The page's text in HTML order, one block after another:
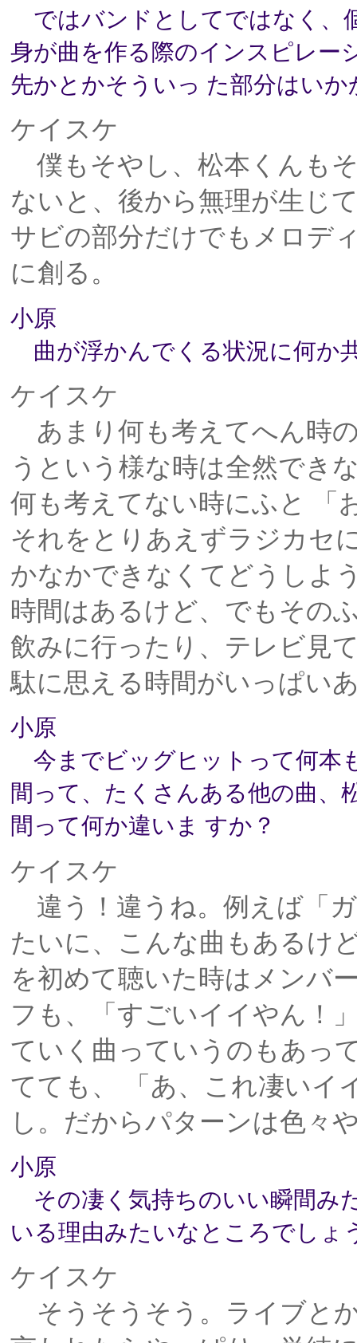
ではバンドとしてではなく、
身が曲を作る際のインスピレー
先かとかそういっ た部分はいか
ケイスケ
僕もそやし、松本くんも
ないと、後から無理が生じ
サビの部分だけでもメロデ
に創る。
小原
曲が浮かんでくる状況に何か
ケイスケ
あまり何も考えてへん時
うという様な時は全然でき
何も考えてない時にふと 「
それをとりあえずラジカセ
かなかできなくてどうしよ
時間はあるけど、でもその
飲みに行ったり、テレビ見
駄に思える時間がいっぱい
小原
今までビッグヒットって何本
間って、たくさんある他の曲、
間って何か違いま すか？
ケイスケ
違う！違うね。例えば「
たいに、こんな曲もあるけ
を初めて聴いた時はメンバ
フも、「すごいイイやん！
ていく曲っていうのもあっ
てても、 「あ、これ凄いイ
し。だからパターンは色々
小原
その凄く気持ちのいい瞬間み
いる理由みたいなところでしょ
ケイスケ
そうそうそう。ライブと